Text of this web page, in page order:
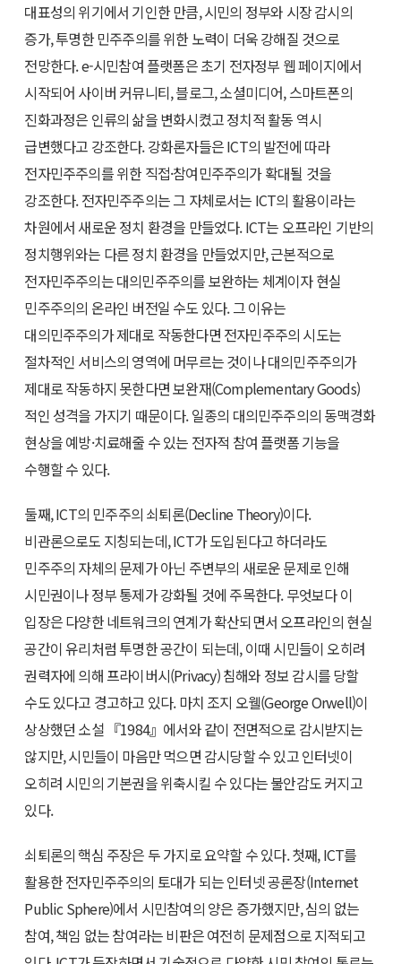
대표성의 위기에서 기인한 만큼, 시민의 정부와 시장 감시의
증가, 투명한 민주주의를 위한 노력이 더욱 강해질 것으로
전망한다. e-시민참여 플랫폼은 초기 전자정부 웹 페이지에서
시작되어 사이버 커뮤니티, 블로그, 소셜미디어, 스마트폰의
진화과정은 인류의 삶을 변화시켰고 정치적 활동 역시
급변했다고 강조한다. 강화론자들은 ICT의 발전에 따라
전자민주주의를 위한 직접·참여민주주의가 확대될 것을
강조한다. 전자민주주의는 그 자체로서는 ICT의 활용이라는
차원에서 새로운 정치 환경을 만들었다. ICT는 오프라인 기반의
정치행위와는 다른 정치 환경을 만들었지만, 근본적으로
전자민주주의는 대의민주주의를 보완하는 체계이자 현실
민주주의의 온라인 버전일 수도 있다. 그 이유는
대의민주주의가 제대로 작동한다면 전자민주주의 시도는
절차적인 서비스의 영역에 머무르는 것이나 대의민주주의가
제대로 작동하지 못한다면 보완재(Complementary Goods)
적인 성격을 가지기 때문이다. 일종의 대의민주주의의 동맥경화
현상을 예방·치료해줄 수 있는 전자적 참여 플랫폼 기능을
수행할 수 있다.
둘째, ICT의 민주주의 쇠퇴론(Decline Theory)이다.
비관론으로도 지칭되는데, ICT가 도입된다고 하더라도
민주주의 자체의 문제가 아닌 주변부의 새로운 문제로 인해
시민권이나 정부 통제가 강화될 것에 주목한다. 무엇보다 이
입장은 다양한 네트워크의 연계가 확산되면서 오프라인의 현실
공간이 유리처럼 투명한 공간이 되는데, 이때 시민들이 오히려
권력자에 의해 프라이버시(Privacy) 침해와 정보 감시를 당할
수도 있다고 경고하고 있다. 마치 조지 오웰(George Orwell)이
상상했던 소설 『1984』에서와 같이 전면적으로 감시받지는
않지만, 시민들이 마음만 먹으면 감시당할 수 있고 인터넷이
오히려 시민의 기본권을 위축시킬 수 있다는 불안감도 커지고
있다.
쇠퇴론의 핵심 주장은 두 가지로 요약할 수 있다. 첫째, ICT를
활용한 전자민주주의의 토대가 되는 인터넷 공론장(Internet
Public Sphere)에서 시민참여의 양은 증가했지만, 심의 없는
참여, 책임 없는 참여라는 비판은 여전히 문제점으로 지적되고